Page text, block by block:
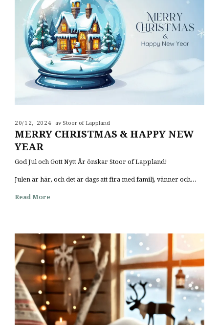
20/12, 2024 av Stoor of Lappland
MERRY CHRISTMAS & HAPPY NEW
YEAR
God Jul och Gott Nytt År önskar Stoor of Lappland!
Julen är här, och det är dags att fira med familj, vänner och...
Read More